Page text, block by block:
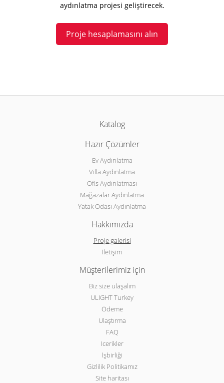
aydınlatma projesi geliştirecek.
Proje hesaplamasını alın
Katalog
Hazır Çözümler
Ev Aydınlatma
Villa Aydınlatma
Ofis Aydınlatması
Mağazalar Aydınlatma
Yatak Odası Aydınlatma
Hakkımızda
Proje galerisi
İletişim
Müşterilerimiz için
Biz size ulaşalım
ULIGHT Turkey
Ödeme
Ulaştırma
FAQ
Icerikler
İşbirliği
Gizlilik Politikamız
Site haritası